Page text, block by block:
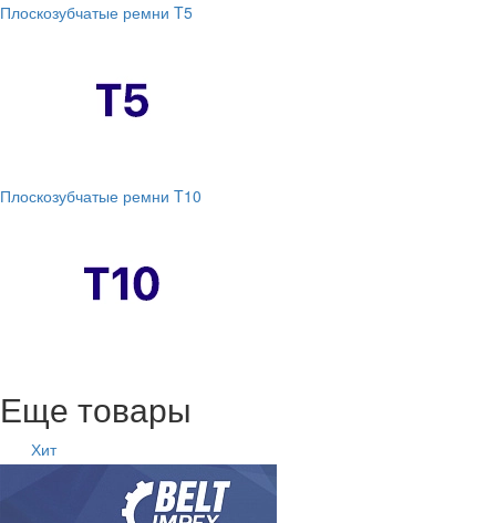
Плоскозубчатые ремни T5
Плоскозубчатые ремни T10
Еще товары
Хит